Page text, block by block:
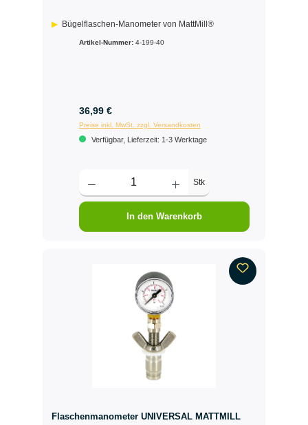
Bügelflaschen-Manometer von MattMill®
Artikel-Nummer: 4-199-40
36,99 €
Preise inkl. MwSt. zzgl. Versandkosten
Verfügbar, Lieferzeit: 1-3 Werktage
Stk
In den Warenkorb
Flaschenmanometer UNIVERSAL MATTMILL